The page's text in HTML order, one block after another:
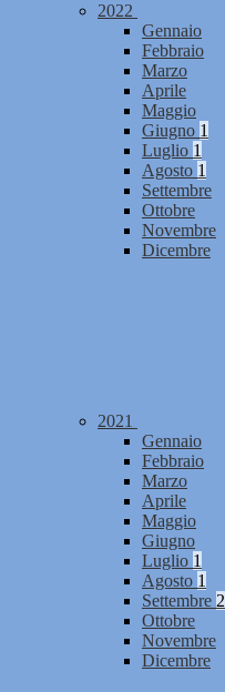
2022
Gennaio
Febbraio
Marzo
Aprile
Maggio
Giugno 1
Luglio 1
Agosto 1
Settembre
Ottobre
Novembre
Dicembre
2021
Gennaio
Febbraio
Marzo
Aprile
Maggio
Giugno
Luglio 1
Agosto 1
Settembre 2
Ottobre
Novembre
Dicembre